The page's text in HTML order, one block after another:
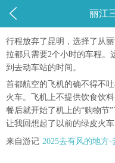
 丽江
行程放弃了昆明，选择了从
拉都只需要2个小时的车程。
到去动车站的时间。
首都航空的飞机的确不得不
火车。飞机上不提供饮食饮
餐后就开始了机上的“购物节
让我回想起了以前的绿皮火车
来自游记 2025去有风的地方-